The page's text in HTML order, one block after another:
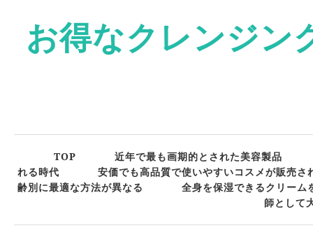
お得なクレンジン
TOP
近年で最も画期的とされた美容製品
れる時代
安価でも高品質で使いやすいコスメが販売さ
齢別に最適な方法が異なる
全身を保湿できるクリーム
師として